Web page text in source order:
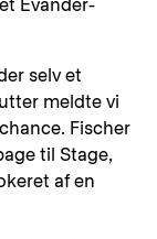
Evander-
selv et
meldte vi
Fischer
til Stage,
af en